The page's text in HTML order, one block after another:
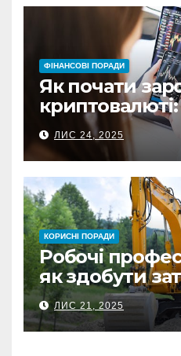
ФІНАНСОВІ ПОРАДИ
Як почати
знати перед
інвестицією
ЛИС 24, 2025
КОРИСНІ ПОРАДИ
Робочі
як здобути
гідні гроші
ЛИС 21, 2025